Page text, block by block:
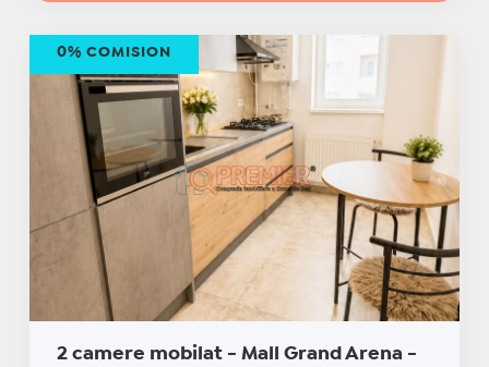
2 camere mobilat - Mall Grand Arena -
0% COMISION